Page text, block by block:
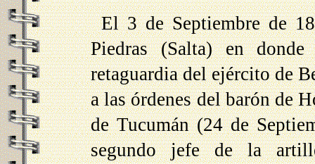
El 3 de Septiembre de
Piedras (Salta) en
retaguardia del ejército de
a las órdenes del barón de
de Tucumán (24 de
segundo jefe de la